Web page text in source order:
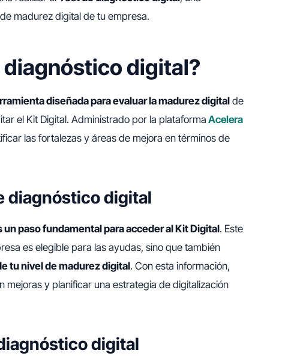
madurez digital de tu empresa.
diagnóstico digital?
diseñada para evaluar la madurez digital de
el Kit Digital. Administrado por la plataformaAcelera
las fortalezas y áreas de mejora en términos de
diagnóstico digital
paso fundamental para acceder al Kit Digital. Este
es elegible para las ayudas, sino que también
tu nivel de madurez digital. Con esta información,
mejoras y planificar una estrategia de digitalización
digital